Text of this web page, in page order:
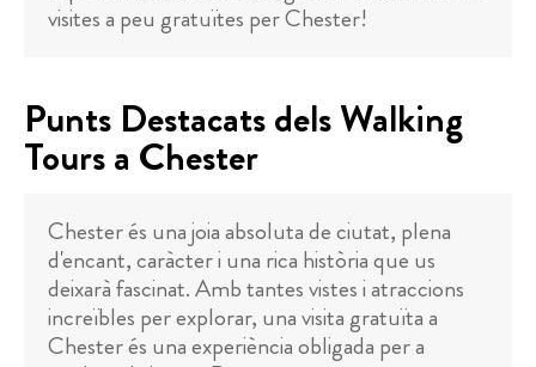
visites a peu gratuïtes per Chester!
Punts Destacats dels Walking
Tours a Chester
Chester és una joia absoluta de ciutat, plena
d'encant, caràcter i una rica història que us
deixarà fascinat. Amb tantes vistes i atraccions
increïbles per explorar, una visita gratuïta a
Chester és una experiència obligada per a